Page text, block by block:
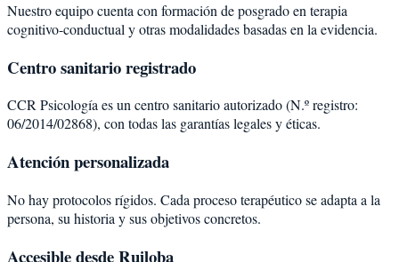
Nuestro equipo cuenta con formación de posgrado en terapia
cognitivo-conductual y otras modalidades basadas en la evidencia.
Centro sanitario registrado
CCR Psicología es un centro sanitario autorizado (N.º registro:
06/2014/02868), con todas las garantías legales y éticas.
Atención personalizada
No hay protocolos rígidos. Cada proceso terapéutico se adapta a la
persona, su historia y sus objetivos concretos.
Accesible desde Ruiloba